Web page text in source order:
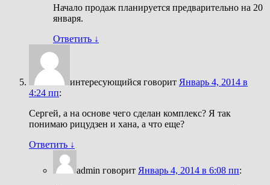
Начало продаж планируется предварительно на 20
января.
Ответить ↓
интересующийся говорит Январь 4, 2014 в
4:24 пп:
Сергей, а на основе чего сделан комплекс? Я так
понимаю рицудзен и хана, а что еще?
Ответить ↓
admin говорит Январь 4, 2014 в 6:08 пп: